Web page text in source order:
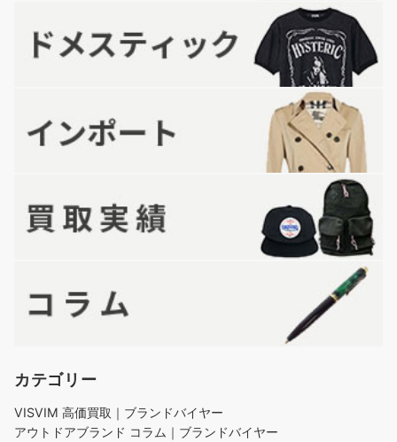
カテゴリー
VISVIM 高価買取｜ブランドバイヤー
アウトドアブランド コラム｜ブランドバイヤー